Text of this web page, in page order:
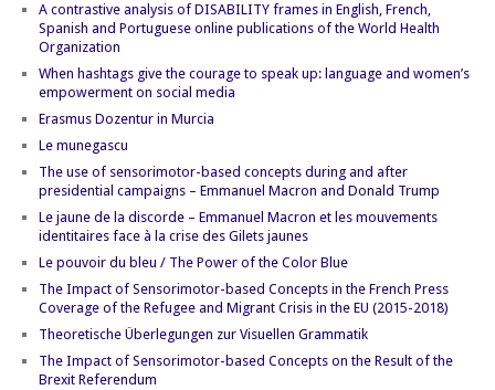
A contrastive analysis of DISABILITY frames in English, French,
Spanish and Portuguese online publications of the World Health
Organization
When hashtags give the courage to speak up: language and women’s
empowerment on social media
Erasmus Dozentur in Murcia
Le munegascu
The use of sensorimotor-based concepts during and after
presidential campaigns – Emmanuel Macron and Donald Trump
Le jaune de la discorde – Emmanuel Macron et les mouvements
identitaires face à la crise des Gilets jaunes
Le pouvoir du bleu / The Power of the Color Blue
The Impact of Sensorimotor-based Concepts in the French Press
Coverage of the Refugee and Migrant Crisis in the EU (2015-2018)
Theoretische Überlegungen zur Visuellen Grammatik
The Impact of Sensorimotor-based Concepts on the Result of the
Brexit Referendum